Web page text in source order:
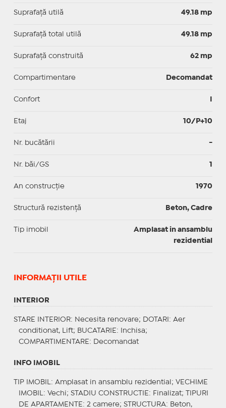
Suprafaţă utilă 49.18 mp
Suprafaţă total utilă 49.18 mp
Suprafaţă construită 62 mp
Compartimentare Decomandat
Confort
Etaj 10/P+10
Nr. bucătării -
Nr. băi/GS 1
An construcție 1970
Structură rezistență Beton, Cadre
Tip imobil
Amplasat in ansamblu
rezidential
INFORMAŢII UTILE
INTERIOR
STARE INTERIOR: Necesita renovare; DOTARI : Aer
conditionat, Lift; BUCATARIE : Inchisa;
COMPARTIMENTARE : Decomandat
INFO IMOBIL
TIP IMOBIL : Amplasat in ansamblu rezidential; VECHIME
IMOBIL : Vechi; STADIU CONSTRUCTIE : Finalizat;
TIPURI
DE APARTAMENTE : 2 camere; STRUCTURA: Beton,